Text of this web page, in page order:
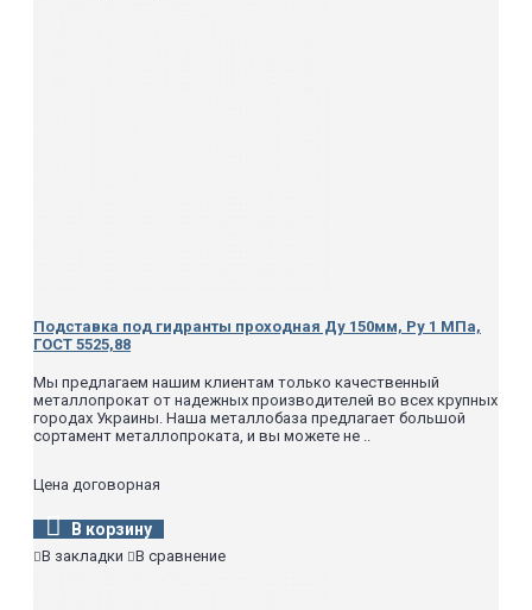
Подставка под гидранты проходная Ду 150мм, Ру 1 МПа,
ГОСТ 5525,88
Мы предлагаем нашим клиентам только качественный
металлопрокат от надежных производителей во всех крупных
городах Украины. Наша металлобаза предлагает большой
сортамент металлопроката, и вы можете не ..
Цена договорная
В корзину
В закладки В сравнение